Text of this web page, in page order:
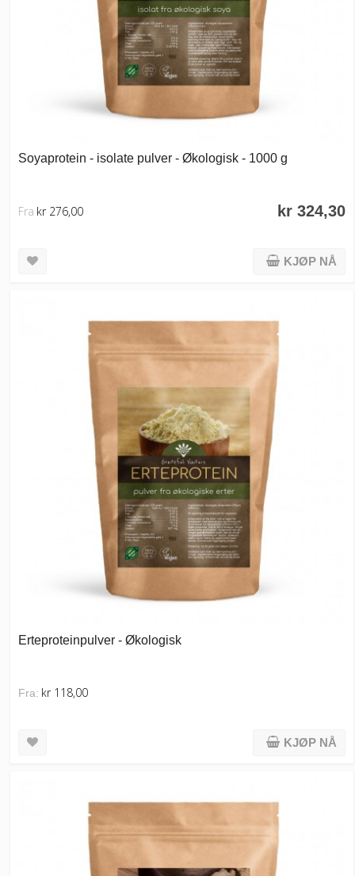
Soyaprotein - isolate pulver - Økologisk - 1000 g
kr 324,30
Fra kr 276,00
KJØP NÅ
Erteproteinpulver - Økologisk
Fra: kr 118,00
KJØP NÅ